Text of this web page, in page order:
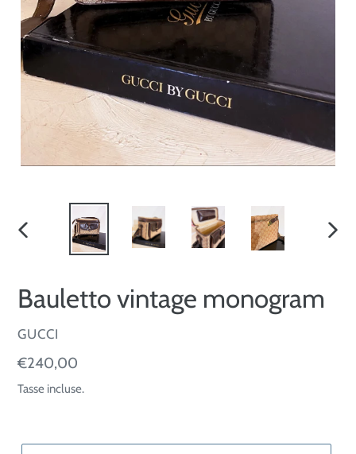
Bauletto vintage monogram
VENDITORE
GUCCI
Prezzo
di
€240,00
Tasse incluse.